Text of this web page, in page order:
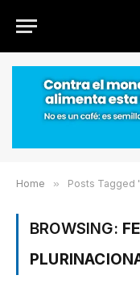
Home » Posts Tagged
BROWSING: